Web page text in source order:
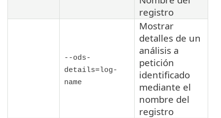
registro
--ods-
details=log-
name
Mostrar
detalles de un
análisis a
petición
identificado
mediante el
nombre del
registro